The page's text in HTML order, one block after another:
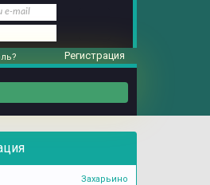
Захарьино
Регистрация